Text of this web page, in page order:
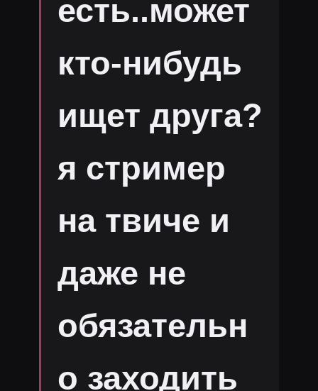
есть..может
кто-нибудь
ищет друга?
я стример
на твиче и
даже не
обязательн
о заходить